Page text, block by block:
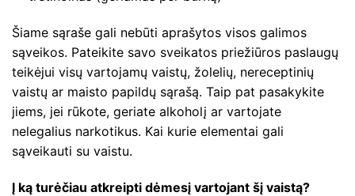
Šiame sąraše gali nebūti aprašytos visos galimos
sąveikos. Pateikite savo sveikatos priežiūros paslaugų
teikėjui visų vartojamų vaistų, žolelių, nereceptinių
vaistų ar maisto papildų sąrašą. Taip pat pasakykite
jiems, jei rūkote, geriate alkoholį ar vartojate
nelegalius narkotikus. Kai kurie elementai gali
sąveikauti su vaistu.
Į ką turėčiau atkreipti dėmesį vartojant šį vaistą?